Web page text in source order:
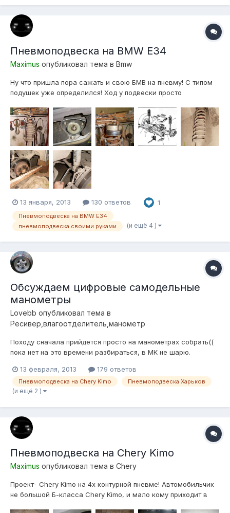
Пневмоподвеска на BMW E34
Maximus опубликовал тема в Bmw
Ну что пришла пора сажать и свою БМВ на пневму! С типом
подушек уже определился! Ход у подвески просто
телескопический 3 т, 194-372 мм, вывесить колесо не
может! Приходится за 2-а раза поднимать! Так это только
ход вверх получается около...
13 января, 2013 130 ответов 1
Пневмоподвеска на BMW E34
пневмоподвеска своими руками
(и ещё 4 )
Обсуждаем цифровые самодельные
манометры
Lovebb опубликовал тема в
Ресивер,влагоотделитель,манометр
Походу сначала прийдется просто на манометрах собрать((
пока нет на это времени разбираться, в МК не шарю.
13 февраля, 2013
179 ответов
Пневмоподвеска на Chery Kimo Пневмоподвеска Харьков
(и ещё 2 )
Пневмоподвеска на Chery Kimo
Maximus опубликовал тема в Chery
Проект- Chery Kimo на 4х контурной пневме! Автомобильчик
не большой Б-класса Chery Kimo, и мало кому приходит в